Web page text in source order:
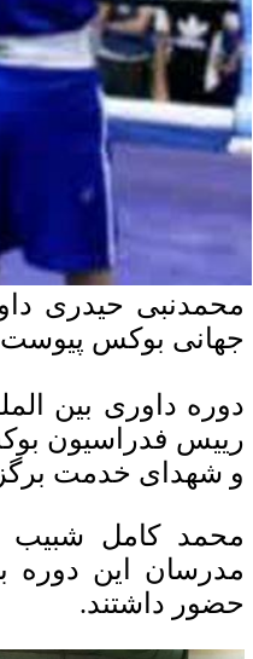
محمدنبی حیدری
جهانی بوکس پیوست
دوره داوری بین
رییس فدراسیون
و شهدای خدمت
محمد کامل شبیب و
حضور داشتند.